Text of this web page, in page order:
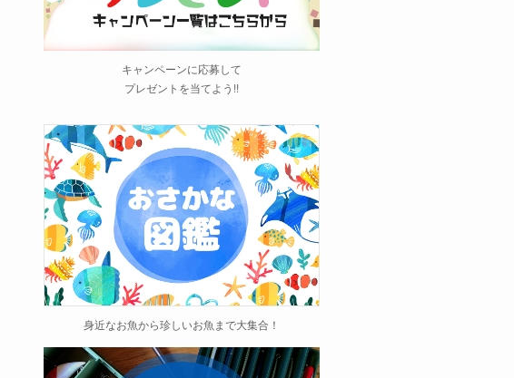
キャンペーンに応募して
プレゼントを当てよう!!
身近なお魚から珍しいお魚まで大集合！